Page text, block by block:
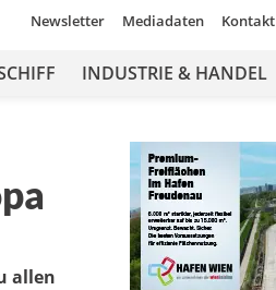
Newsletter Mediadaten Kontakt
INDUSTRIE & HANDEL
allen